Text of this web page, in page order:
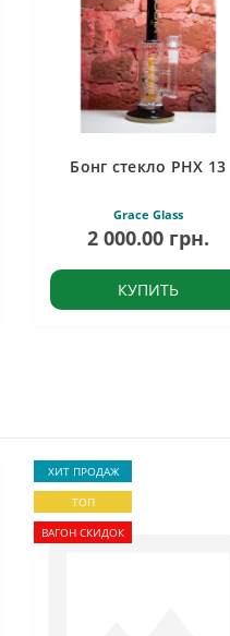
Бонг стекло PHX 13
Grace Glass
2 000.00 грн.
КУПИТЬ
ХИТ ПРОДАЖ
ТОП
ВАГОН СКИДОК